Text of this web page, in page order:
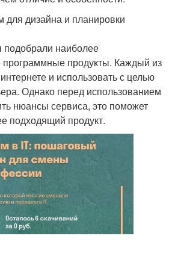
для дизайна и планировки
наиболее
программные продукты. Каждый из
и использовать с целью
Однако перед использованием
нюансы сервиса, это поможет
подходящий продукт.